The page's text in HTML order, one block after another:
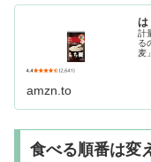
は
計
る
麦
amzn.to
食べる順番は変